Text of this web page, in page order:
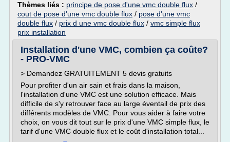
Thèmes liés : principe de pose d'une vmc double flux /
cout de pose d'une vmc double flux / pose d'une vmc
double flux / prix d une vmc double flux / vmc simple flux
prix installation
Installation d'une VMC, combien ça coûte?
- PRO-VMC
> Demandez GRATUITEMENT 5 devis gratuits
Pour profiter d'un air sain et frais dans la maison,
l'installation d'une VMC est une solution efficace. Mais
difficile de s'y retrouver face au large éventail de prix des
différents modèles de VMC. Pour vous aider à faire votre
choix, on vous dit tout sur le prix d'une VMC simple flux, le
tarif d'une VMC double flux et le coût d'installation total...